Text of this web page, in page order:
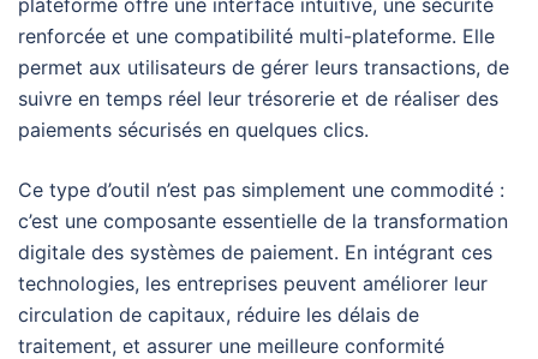
renforcée et une compatibilité multi-plateforme. Elle
permet aux utilisateurs de gérer leurs transactions, de
suivre en temps réel leur trésorerie et de réaliser des
paiements sécurisés en quelques clics.
Ce type d’outil n’est pas simplement une commodité :
c’est une composante essentielle de la transformation
digitale des systèmes de paiement. En intégrant ces
technologies, les entreprises peuvent améliorer leur
circulation de capitaux, réduire les délais de
traitement, et assurer une meilleure conformité